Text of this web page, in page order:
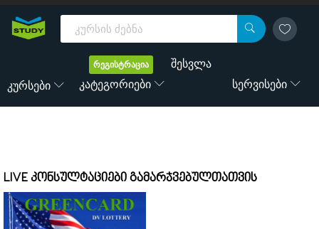
რეგისტრაცია შესვლა
Კურსები Სერვისები
Კატეგორიები
LIVE კონსულტაციები გამარჯვებულთათვის